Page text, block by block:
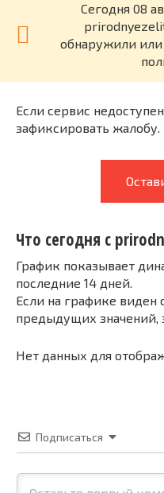
Cегодня 08
обнаружили
Если сервис
зафиксировать жалобу.
Что сегодня с
График показывает
последние 14 дней.
Если на графике виден
предыдущих значений,
Нет данных для
Подписаться